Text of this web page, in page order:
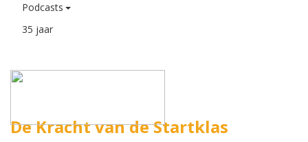
Podcasts
35 jaar
De Kracht van de Startklas